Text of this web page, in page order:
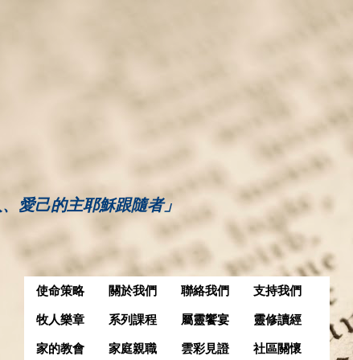
愛己的主耶穌跟隨者」
使命策略 關於我們 聯絡我們 支持我們
牧人樂章 系列課程 屬靈饗宴 靈修讀經
家的教會 家庭親職 雲彩見證 社區關懷